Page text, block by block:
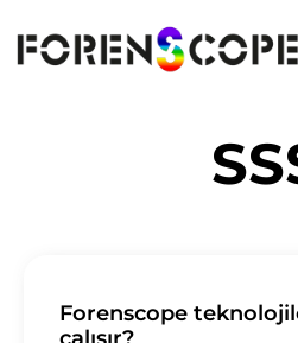
Forenscope
çalışır?